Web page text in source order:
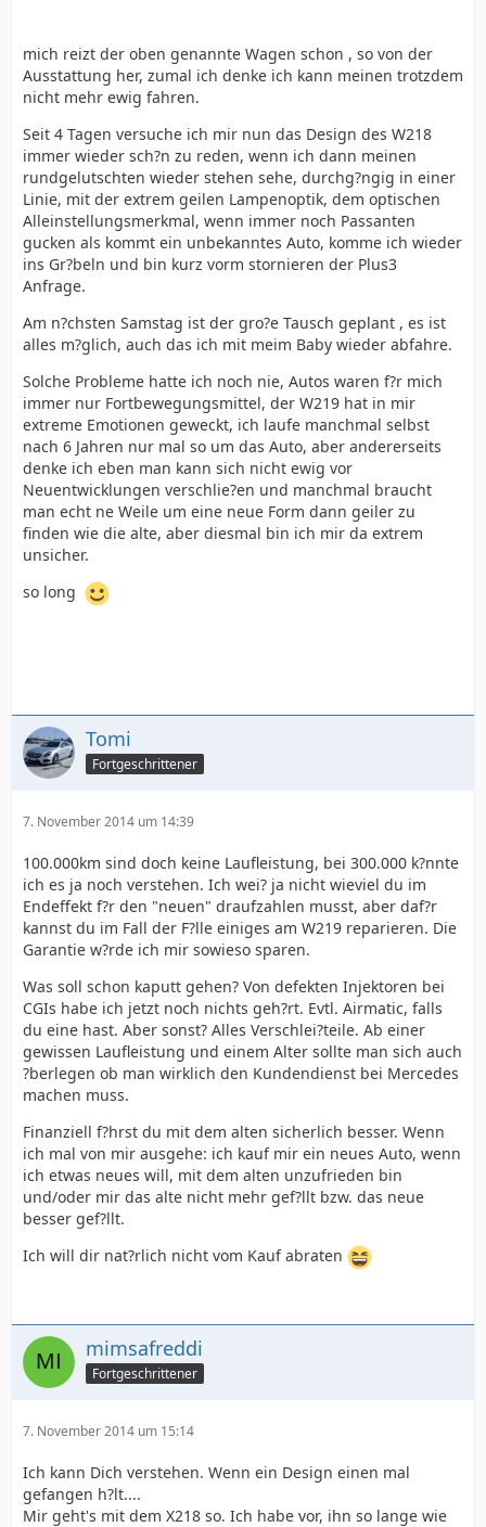
mich reizt der oben genannte Wagen schon , so von der
Ausstattung her, zumal ich denke ich kann meinen trotzdem
nicht mehr ewig fahren.
Seit 4 Tagen versuche ich mir nun das Design des W218
immer wieder sch?n zu reden, wenn ich dann meinen
rundgelutschten wieder stehen sehe, durchg?ngig in einer
Linie, mit der extrem geilen Lampenoptik, dem optischen
Alleinstellungsmerkmal, wenn immer noch Passanten
gucken als kommt ein unbekanntes Auto, komme ich wieder
ins Gr?beln und bin kurz vorm stornieren der Plus3
Anfrage.
Am n?chsten Samstag ist der gro?e Tausch geplant , es ist
alles m?glich, auch das ich mit meim Baby wieder abfahre.
Solche Probleme hatte ich noch nie, Autos waren f?r mich
immer nur Fortbewegungsmittel, der W219 hat in mir
extreme Emotionen geweckt, ich laufe manchmal selbst
nach 6 Jahren nur mal so um das Auto, aber andererseits
denke ich eben man kann sich nicht ewig vor
Neuentwicklungen verschlie?en und manchmal braucht
man echt ne Weile um eine neue Form dann geiler zu
finden wie die alte, aber diesmal bin ich mir da extrem
unsicher.
so long
Tomi
Fortgeschrittener
7. November 2014 um 14:39
100.000km sind doch keine Laufleistung, bei 300.000 k?nnte
ich es ja noch verstehen. Ich wei? ja nicht wieviel du im
Endeffekt f?r den "neuen" draufzahlen musst, aber daf?r
kannst du im Fall der F?lle einiges am W219 reparieren. Die
Garantie w?rde ich mir sowieso sparen.
Was soll schon kaputt gehen? Von defekten Injektoren bei
CGIs habe ich jetzt noch nichts geh?rt. Evtl. Airmatic, falls
du eine hast. Aber sonst? Alles Verschlei?teile. Ab einer
gewissen Laufleistung und einem Alter sollte man sich auch
?berlegen ob man wirklich den Kundendienst bei Mercedes
machen muss.
Finanziell f?hrst du mit dem alten sicherlich besser. Wenn
ich mal von mir ausgehe: ich kauf mir ein neues Auto, wenn
ich etwas neues will, mit dem alten unzufrieden bin
und/oder mir das alte nicht mehr gef?llt bzw. das neue
besser gef?llt.
Ich will dir nat?rlich nicht vom Kauf abraten
mimsafreddi
Fortgeschrittener
7. November 2014 um 15:14
Ich kann Dich verstehen. Wenn ein Design einen mal
gefangen h?lt....
Mir geht's mit dem X218 so. Ich habe vor, ihn so lange wie